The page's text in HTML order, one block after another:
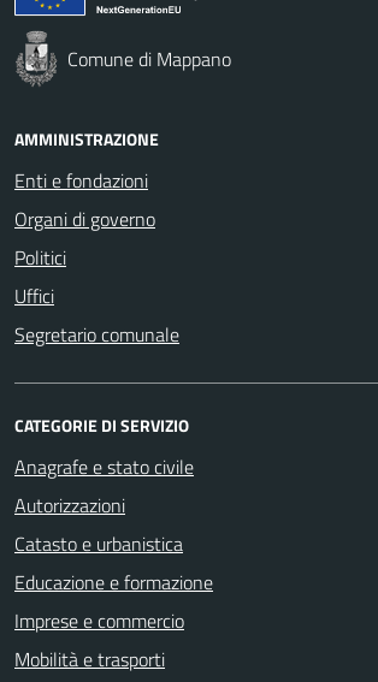
Comune di Mappano
AMMINISTRAZIONE
Enti e fondazioni
Organi di governo
Politici
Uffici
Segretario comunale
CATEGORIE DI SERVIZIO
Anagrafe e stato civile
Autorizzazioni
Catasto e urbanistica
Educazione e formazione
Imprese e commercio
Mobilità e trasporti